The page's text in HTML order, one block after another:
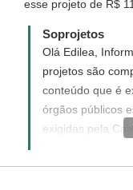
esse projeto de R$
Soprojetos
Olá Edilea,
projetos são
conteúdo que é
órgãos públicos
exigidas pela
Econômica.